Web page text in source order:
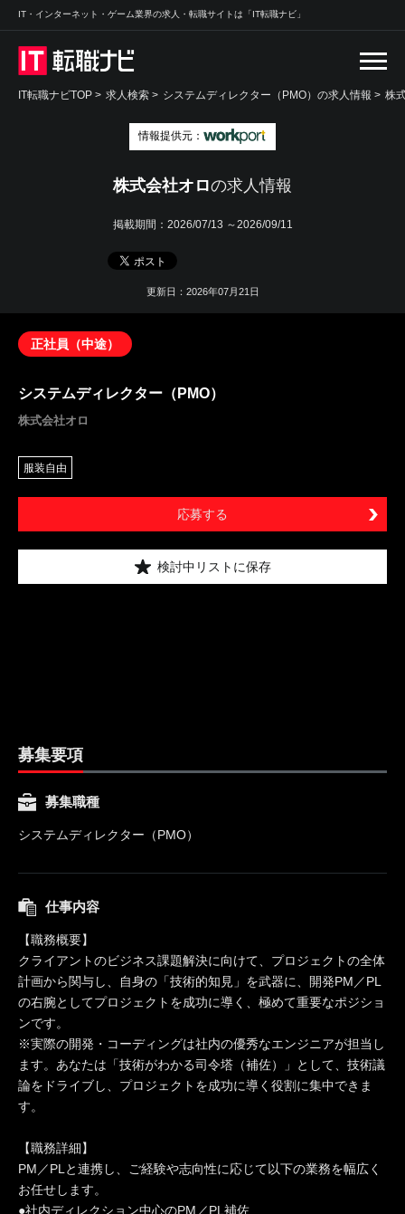
IT・インターネット・ゲーム業界の求人・転職サイトは「IT転職ナビ」
IT転職ナビTOP > 求人検索 > システムディレクター（PMO）の求人情報 > 株
情報提供元：
株式会社オロの求人情報
掲載期間： 2026/07/13 ～2026/09/11
更新日：2026年07月21日
正社員（中途）
システムディレクター（PMO）
株式会社オロ
服装自由
応募する
検討中リストに保存
募集要項
募集職種
システムディレクター（PMO）
仕事内容
【職務概要】
クライアントのビジネス課題解決に向けて、プロジェクトの全体
計画から関与し、自身の「技術的知見」を武器に、開発PM／PL
の右腕としてプロジェクトを成功に導く、極めて重要なポジショ
ンです。
※実際の開発・コーディングは社内の優秀なエンジニアが担当し
ます。あなたは「技術がわかる司令塔（補佐）」として、技術議
論をドライブし、プロジェクトを成功に導く役割に集中できま
す。
【職務詳細】
PM／PLと連携し、ご経験や志向性に応じて以下の業務を幅広く
お任せします。
●社内ディレクション中心のPM／PL補佐